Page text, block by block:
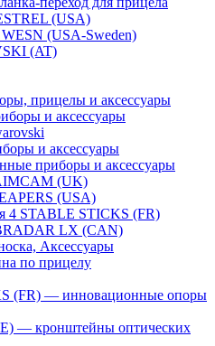
(USA)
(USA-Sweden)
(AT)
прицелы и аксессуары
и аксессуары
и аксессуары
приборы и аксессуары
(UK)
(USA)
4 STABLE STICKS (FR)
LX (CAN)
Аксессуары
по прицелу
(FR) — инновационные опоры
— кронштейны оптических